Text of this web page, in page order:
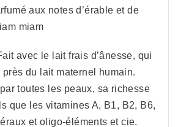
aux notes d’érable et de
miam
avec le lait frais d’ânesse, qui
du lait maternel humain.
toutes les peaux, sa richesse
que les vitamines A, B1, B2, B6,
et oligo-éléments et cie.